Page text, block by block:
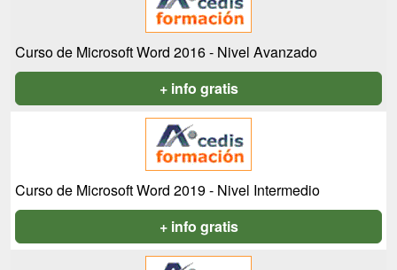
Curso de Microsoft Word 2016 - Nivel Avanzado
+ info gratis
Curso de Microsoft Word 2019 - Nivel Intermedio
+ info gratis